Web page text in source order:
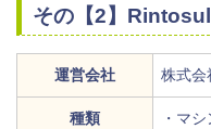
その【2】
運営会社 株式会
種類 ・マシ